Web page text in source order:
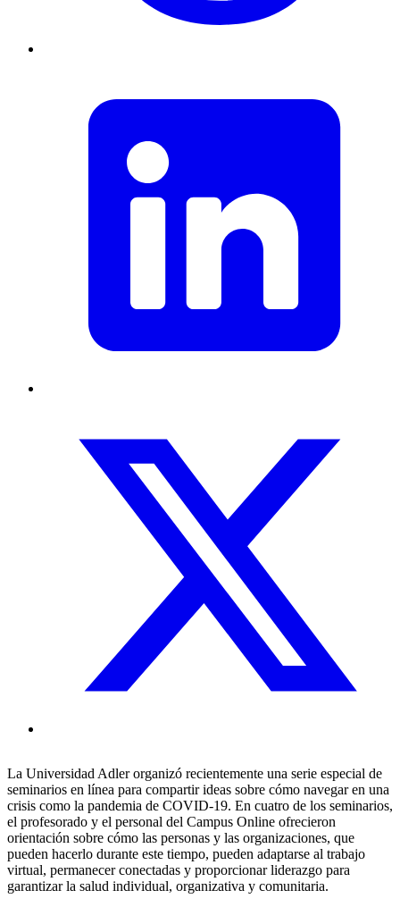
La Universidad Adler organizó recientemente una serie especial de
seminarios en línea para compartir ideas sobre cómo navegar en una
crisis como la pandemia de COVID-19. En cuatro de los seminarios,
el profesorado y el personal del Campus Online ofrecieron
orientación sobre cómo las personas y las organizaciones, que
pueden hacerlo durante este tiempo, pueden adaptarse al trabajo
virtual, permanecer conectadas y proporcionar liderazgo para
garantizar la salud individual, organizativa y comunitaria.